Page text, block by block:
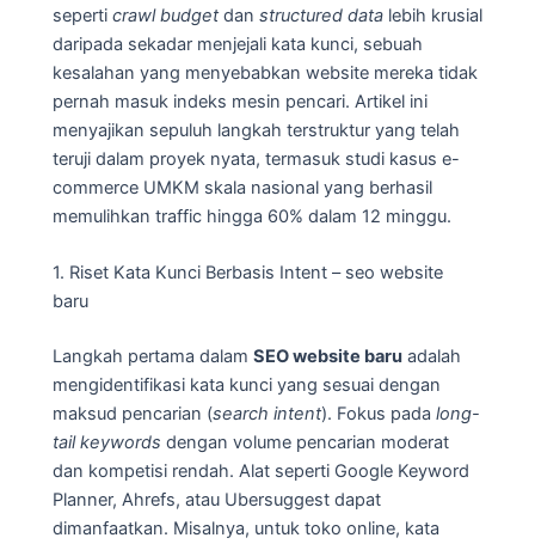
seperti crawl budgetdan structured data lebih krusial
daripada sekadar menjejali kata kunci, sebuah
kesalahan yang menyebabkan website mereka tidak
pernah masuk indeks mesin pencari. Artikel ini
menyajikan sepuluh langkah terstruktur yang telah
teruji dalam proyek nyata, termasuk studi kasus e-
commerce UMKM skala nasional yang berhasil
memulihkan traffic hingga 60% dalam 12 minggu.
1. Riset Kata Kunci Berbasis Intent – seo website
baru
Langkah pertama dalam SEO website baru adalah
mengidentifikasi kata kunci yang sesuai dengan
maksud pencarian (search intent). Fokus pada long-
tail keywords dengan volume pencarian moderat
dan kompetisi rendah. Alat seperti Google Keyword
Planner, Ahrefs, atau Ubersuggest dapat
dimanfaatkan. Misalnya, untuk toko online, kata